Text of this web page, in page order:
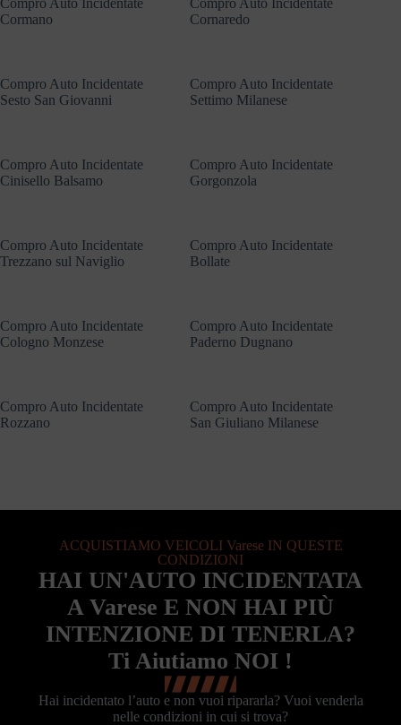
Cormano
Cornaredo
Compro Auto Incidentate
Sesto San Giovanni
Compro Auto Incidentate
Settimo Milanese
Compro Auto Incidentate
Cinisello Balsamo
Compro Auto Incidentate
Gorgonzola
Compro Auto Incidentate
Trezzano sul Naviglio
Compro Auto Incidentate
Bollate
Compro Auto Incidentate
Cologno Monzese
Compro Auto Incidentate
Paderno Dugnano
Compro Auto Incidentate
Rozzano
Compro Auto Incidentate
San Giuliano Milanese
ACQUISTIAMO VEICOLI Varese IN QUESTE
CONDIZIONI
HAI UN'AUTO INCIDENTATA
A Varese E NON HAI PIÙ
INTENZIONE DI TENERLA?
Ti Aiutiamo NOI !
Hai incidentato l’auto e non vuoi ripararla? Vuoi venderla
nelle condizioni in cui si trova?